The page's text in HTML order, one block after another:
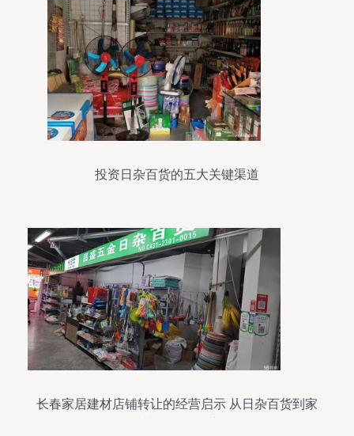
投资日杂百货的五大关键渠道
长春家居建材店铺转让的经营启示 从日杂百货到家